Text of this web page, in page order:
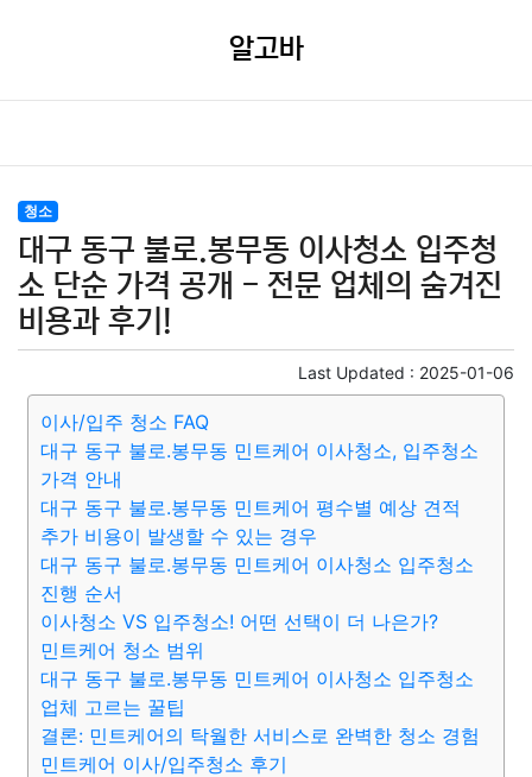
알고바
청소
대구 동구 불로.봉무동 이사청소 입주청
소 단순 가격 공개 - 전문 업체의 숨겨진
비용과 후기!
Last Updated : 2025-01-06
이사/입주 청소 FAQ
대구 동구 불로.봉무동 민트케어 이사청소, 입주청소
가격 안내
대구 동구 불로.봉무동 민트케어 평수별 예상 견적
추가 비용이 발생할 수 있는 경우
대구 동구 불로.봉무동 민트케어 이사청소 입주청소
진행 순서
이사청소 VS 입주청소! 어떤 선택이 더 나은가?
민트케어 청소 범위
대구 동구 불로.봉무동 민트케어 이사청소 입주청소
업체 고르는 꿀팁
결론: 민트케어의 탁월한 서비스로 완벽한 청소 경험
민트케어 이사/입주청소 후기